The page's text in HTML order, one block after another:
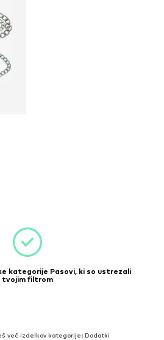
kategorije Pasovi, ki so ustrezali
tvojim filtrom
več izdelkov kategorije: Dodatki